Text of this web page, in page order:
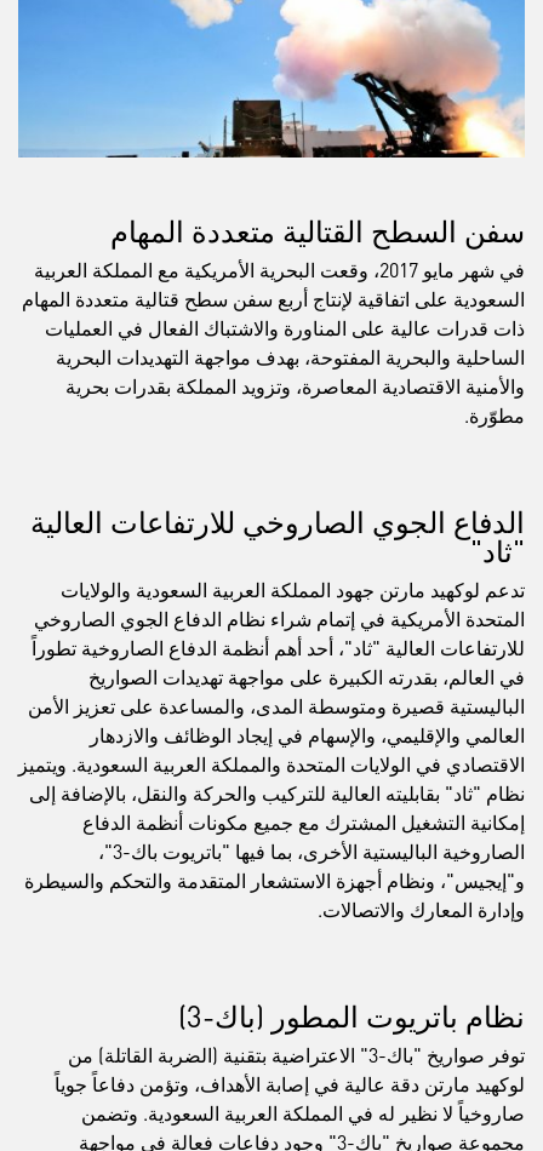
سفن السطح القتالية متعددة المهام
في شهر مايو 2017، وقعت البحرية الأمريكية مع المملكة العربية
السعودية على اتفاقية لإنتاج أربع سفن سطح قتالية متعددة المهام
ذات قدرات عالية على المناورة والاشتباك الفعال في العمليات
الساحلية والبحرية المفتوحة، بهدف مواجهة التهديدات البحرية
والأمنية الاقتصادية المعاصرة، وتزويد المملكة بقدرات بحرية
مطوّرة.
الدفاع الجوي الصاروخي للارتفاعات العالية
"ثاد"
تدعم لوكهيد مارتن جهود المملكة العربية السعودية والولايات
المتحدة الأمريكية في إتمام شراء نظام الدفاع الجوي الصاروخي
للارتفاعات العالية "ثاد"، أحد أهم أنظمة الدفاع الصاروخية تطوراً
في العالم، بقدرته الكبيرة على مواجهة تهديدات الصواريخ
الباليستية قصيرة ومتوسطة المدى، والمساعدة على تعزيز الأمن
العالمي والإقليمي، والإسهام في إيجاد الوظائف والازدهار
الاقتصادي في الولايات المتحدة والمملكة العربية السعودية. ويتميز
نظام "ثاد" بقابليته العالية للتركيب والحركة والنقل، بالإضافة إلى
إمكانية التشغيل المشترك مع جميع مكونات أنظمة الدفاع
الصاروخية الباليستية الأخرى، بما فيها "باتريوت باك-3"،
و"إيجيس"، ونظام أجهزة الاستشعار المتقدمة والتحكم والسيطرة
وإدارة المعارك والاتصالات.
نظام باتريوت المطور (باك-3)
توفر صواريخ "باك-3" الاعتراضية بتقنية (الضربة القاتلة) من
لوكهيد مارتن دقة عالية في إصابة الأهداف، وتؤمن دفاعاً جوياً
صاروخياً لا نظير له في المملكة العربية السعودية. وتضمن
مجموعة صواريخ "باك-3" وجود دفاعات فعالة في مواجهة